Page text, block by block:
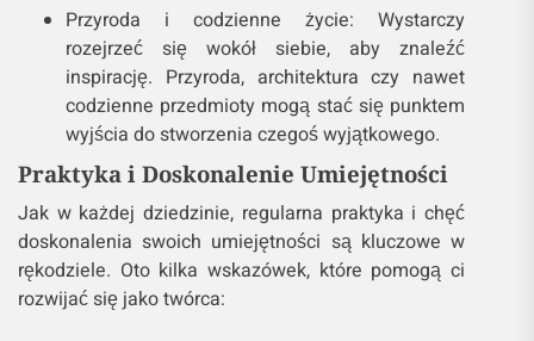
Przyroda i codzienne życie: Wystarczy
rozejrzeć się wokół siebie, aby znaleźć
inspirację. Przyroda, architektura czy nawet
codzienne przedmioty mogą stać się punktem
wyjścia do stworzenia czegoś wyjątkowego.
Praktyka i Doskonalenie Umiejętności
Jak w każdej dziedzinie, regularna praktyka i chęć
doskonalenia swoich umiejętności są kluczowe w
rękodziele. Oto kilka wskazówek, które pomogą ci
rozwijać się jako twórca: